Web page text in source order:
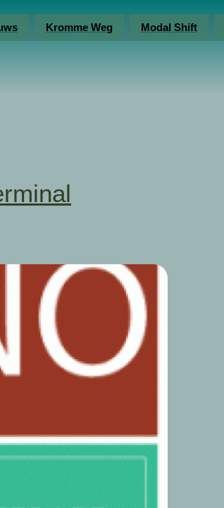
Kromme Weg Modal Shift